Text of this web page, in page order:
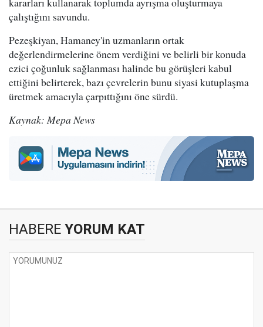
çalıştığını savundu.
Pezeşkiyan, Hamaney'in uzmanların ortak
değerlendirmelerine önem verdiğini ve belirli bir konuda
ezici çoğunluk sağlanması halinde bu görüşleri kabul
ettiğini belirterek, bazı çevrelerin bunu siyasi kutuplaşma
üretmek amacıyla çarpıttığını öne sürdü.
Kaynak: Mepa News
HABERE YORUM KAT